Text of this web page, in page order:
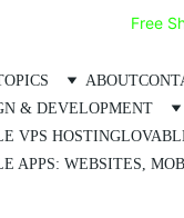
Free
ABOUT
& DEVELOPMENT
VPS HOSTING
APPS: WEBSITES,